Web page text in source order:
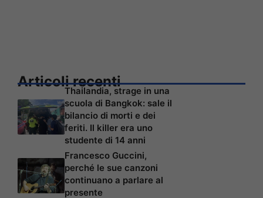
Articoli recenti
Thailandia, strage in una
scuola di Bangkok: sale il
bilancio di morti e dei
feriti. Il killer era uno
studente di 14 anni
Francesco Guccini,
perché le sue canzoni
continuano a parlare al
presente